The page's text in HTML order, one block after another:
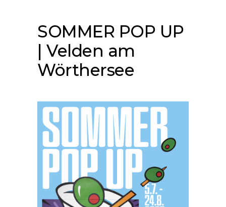
SOMMER POP UP
| Velden am
Wörthersee